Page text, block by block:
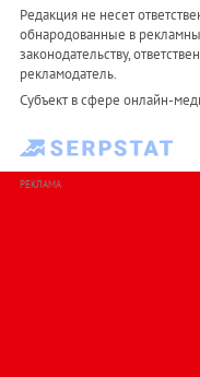
Редакция не несет
обнародованные в
законодательству,
рекламодатель.
Субъект в сфере онлайн-
РЕКЛАМА